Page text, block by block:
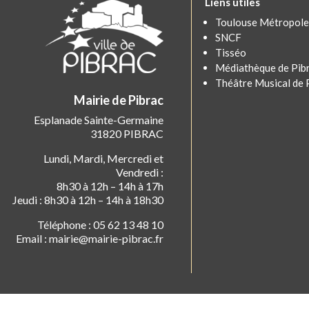
Mairie de Pibrac
Esplanade Sainte-Germaine
31820 PIBRAC
Lundi, Mardi, Mercredi et
Vendredi :
8h30 à 12h – 14h à 17h
Jeudi : 8h30 à 12h – 14h à 18h30
Téléphone : 05 62 13 48 10
Email : mairie@mairie-pibrac.fr
Toulouse Métropole
SNCF
Tisséo
Médiathèque de
Théâtre Musical de